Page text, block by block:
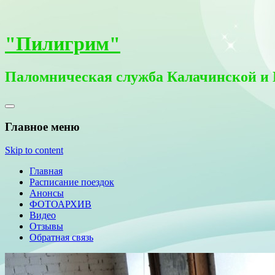
"Пилигрим"
Паломническая служба Калачинской
Главное меню
Skip to content
Главная
Расписание поездок
Анонсы
ФОТОАРХИВ
Видео
Отзывы
Обратная связь